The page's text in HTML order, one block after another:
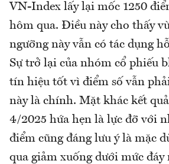
VN-Index lấy lại mốc 1250
hôm qua. Điều này cho thấy
ngưỡng này vẫn có tác dụng
Sự trở lại của nhóm cổ phiếu
tín hiệu tốt vì điểm số vẫn
này là chính. Mặt khác kết
4/2025 hứa hẹn là lực đỡ với
điểm cũng đáng lưu ý là mặc
qua giảm xuống dưới mức đáy